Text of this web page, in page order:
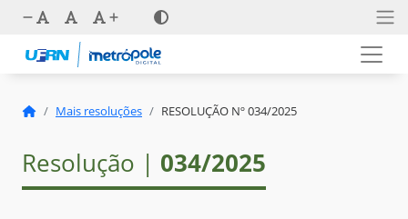
Mais resoluções RESOLUÇÃO Nº 034/2025
Resolução | 034/2025